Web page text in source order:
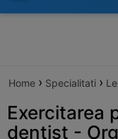
Home › Specialitati ›
Exercitarea
dentist -